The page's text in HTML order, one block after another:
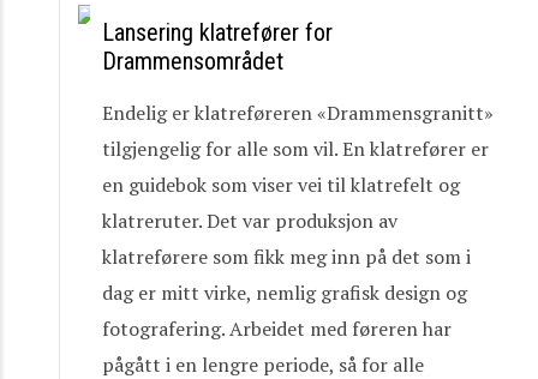
Lansering klatrefører for
Drammensområdet
Endelig er klatreføreren «Drammensgranitt»
tilgjengelig for alle som vil. En klatrefører er
en guidebok som viser vei til klatrefelt og
klatreruter. Det var produksjon av
klatreførere som fikk meg inn på det som i
dag er mitt virke, nemlig grafisk design og
fotografering. Arbeidet med føreren har
pågått i en lengre periode, så for alle